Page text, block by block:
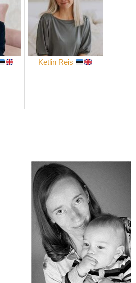
Ketlin Reis